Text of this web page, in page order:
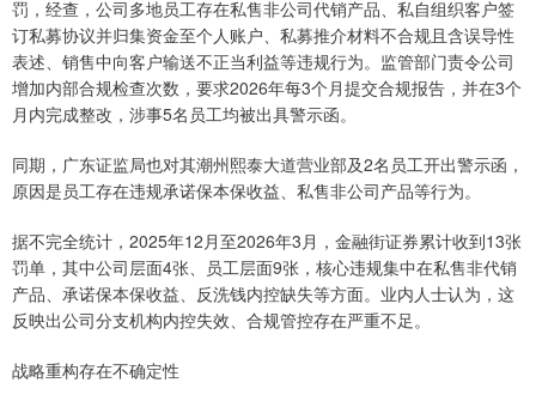
罚，经查，公司多地员工存在私售非公司代销产品、私自组织客户签
订私募协议并归集资金至个人账户、私募推介材料不合规且含误导性
表述、销售中向客户输送不正当利益等违规行为。监管部门责令公司
增加内部合规检查次数，要求2026年每3个月提交合规报告，并在3个
月内完成整改，涉事5名员工均被出具警示函。
同期，广东证监局也对其潮州熙泰大道营业部及2名员工开出警示函，
原因是员工存在违规承诺保本保收益、私售非公司产品等行为。
据不完全统计，2025年12月至2026年3月，金融街证券累计收到13张
罚单，其中公司层面4张、员工层面9张，核心违规集中在私售非代销
产品、承诺保本保收益、反洗钱内控缺失等方面。业内人士认为，这
反映出公司分支机构内控失效、合规管控存在严重不足。
战略重构存在不确定性